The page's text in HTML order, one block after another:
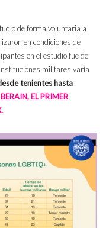
de forma voluntaria a
en condiciones de
en el estudio fue de
militares varía
tenientes hasta
EL PRIMER